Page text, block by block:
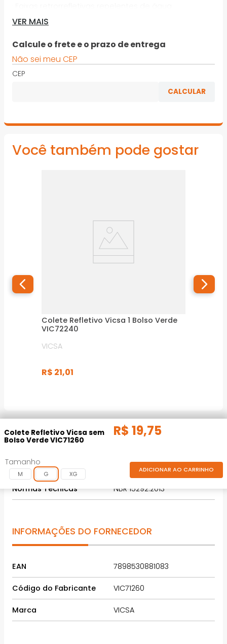
· Fechamento frontal em zíper
· Fornece visibilidade 360° graus dia e noite
*Imagens meramente ilustrativas
VER MAIS
Calcule o frete e o prazo de entrega
Não sei meu CEP
CEP
Você também pode gostar
Colete Refletivo Vicsa 1 Bolso Verde
VIC72240
VICSA
R$ 21,01
Colete Refletivo Vicsa sem
Bolso Verde VIC71260
R$ 19,75
Tamanho
M G XG
ADICIONAR AO CARRINHO
INFORMAÇÕES TÉCNICAS
Código VIC-71.260
Normas Técnicas NBR 15292:2013
INFORMAÇÕES DO FORNECEDOR
EAN 7898530881083
Código do Fabricante VIC71260
Marca VICSA